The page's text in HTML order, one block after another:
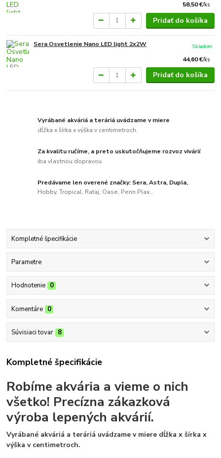
58,50 €/ks
Pridať do košíka
Sera Osvetlenie Nano LED light 2x2W
44,60 €/ks
Skladom
Pridať do košíka
Vyrábané akváriá a teráriá uvádzame v miere
dĺžka x šírka x výška v centimetroch.
Za kvalitu ručíme, a preto uskutočňujeme rozvoz vivárií
iba vlastnou dopravou.
Predávame len overené značky: Sera, Astra, Dupla,
Hobby, Tropical, Rataj, Oase, Penn Plax...
Kompletné špecifikácie
Parametre
Hodnotenie 0
Komentáre 0
Súvisiaci tovar 8
Kompletné špecifikácie
Robíme akvária a vieme o nich
všetko! Precízna zákazková
výroba lepených akvárií.
Vyrábané akváriá a teráriá uvádzame v miere dĺžka x šírka x
výška v centimetroch.